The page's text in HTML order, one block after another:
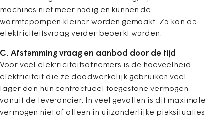
machines niet meer nodig en kunnen de
warmtepompen kleiner worden gemaakt. Zo kan de
elektriciteitsvraag verder beperkt worden.
C. Afstemming vraag en aanbod door de tijd
Voor veel elektriciteitsafnemers is de hoeveelheid
elektriciteit die ze daadwerkelijk gebruiken veel
lager dan hun contractueel toegestane vermogen
vanuit de leverancier. In veel gevallen is dit maximale
vermogen niet of alleen in uitzonderlijke pieksituaties